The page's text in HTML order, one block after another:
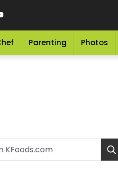
Parenting Photos